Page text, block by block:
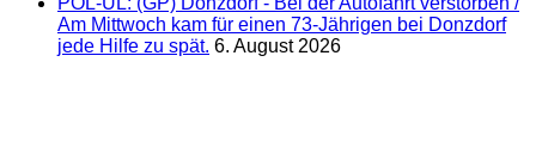
Am Mittwoch kam für einen 73-Jährigen bei Donzdorf
jede Hilfe zu spät. 6. August 2026